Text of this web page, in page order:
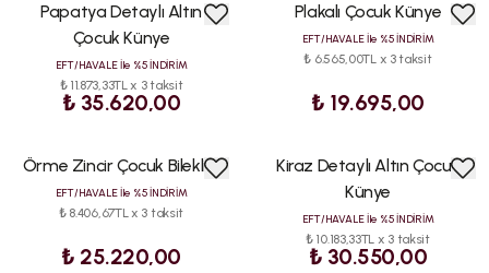
ÇOKPapatya Detaylı Altın
Çocuk Künye
EFT/HAVALE İle %5 İNDİRİM
₺ 11.873,33TL x 3 taksit
₺ 35.620,00
Plakalı Çocuk Künye
EFT/HAVALE İle %5 İNDİRİM
₺ 6.565,00TL x 3 taksit
₺ 19.695,00
ÇOK
Örme Zincir Çocuk Bilekliği
EFT/HAVALE İle %5 İNDİRİM
₺ 8.406,67TL x 3 taksit
₺ 25.220,00
ÇOK
Kiraz Detaylı Altın Çocuk
Künye
EFT/HAVALE İle %5 İNDİRİM
₺ 10.183,33TL x 3 taksit
₺ 30.550,00